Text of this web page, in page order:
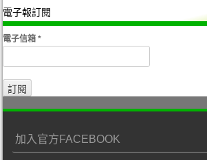
電子報訂閱
電子信箱*
加入官方FACEBOOK